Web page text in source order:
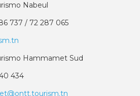
Nabeul
737 / 72 287 065
Hammamet Sud
434